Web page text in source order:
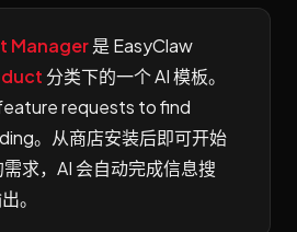
Manager是 EasyClaw
分类下的一个 AI 模板。
requests to find
。从商店安装后即可开始
求，AI 会自动完成信息搜
。